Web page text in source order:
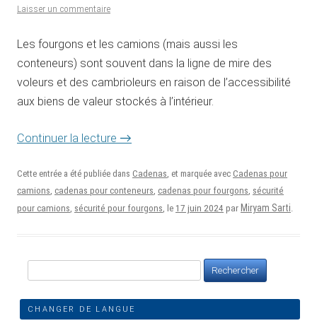
Laisser un commentaire
Les fourgons et les camions (mais aussi les
conteneurs) sont souvent dans la ligne de mire des
voleurs et des cambrioleurs en raison de l’accessibilité
aux biens de valeur stockés à l’intérieur.
Continuer la lecture →
Cette entrée a été publiée dans Cadenas, et marquée avec Cadenas pour
camions, cadenas pour conteneurs, cadenas pour fourgons, sécurité
pour camions, sécurité pour fourgons, le 17 juin 2024 par Miryam Sarti.
CHANGER DE LANGUE